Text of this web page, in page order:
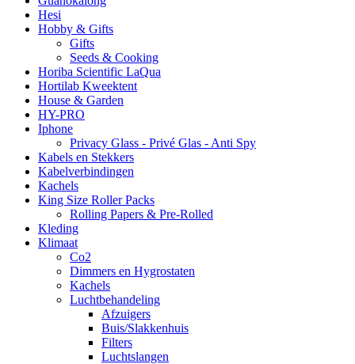
Hesi
Hobby & Gifts
Gifts
Seeds & Cooking
Horiba Scientific LaQua
Hortilab Kweektent
House & Garden
HY-PRO
Iphone
Privacy Glass - Privé Glas - Anti Spy
Kabels en Stekkers
Kabelverbindingen
Kachels
King Size Roller Packs
Rolling Papers & Pre-Rolled
Kleding
Klimaat
Co2
Dimmers en Hygrostaten
Kachels
Luchtbehandeling
Afzuigers
Buis/Slakkenhuis
Filters
Luchtslangen